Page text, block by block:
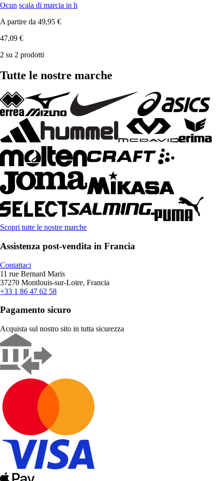
Ocun scala di marcia in h
A partire da 49,95 €
47,09 €
2 su 2 prodotti
Tutte le nostre marche
Scopri tutte le nostre marche
Assistenza post-vendita in Francia
Contattaci
11 rue Bernard Maris
37270 Montlouis-sur-Loire, Francia
+33 1 86 47 62 58
Pagamento sicuro
Acquista sul nostro sito in tutta sicurezza